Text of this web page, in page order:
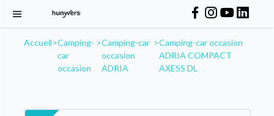
Accueil>Camping-
car
occasion
>Camping-car
occasion
ADRIA
>Camping-car occasion
ADRIA COMPACT
AXESS DL